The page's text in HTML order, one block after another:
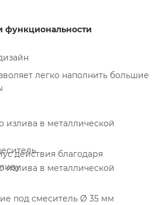
функциональности
легко наполнить большие
в металлической
действия благодаря
в металлической
под смеситель Ø 35 мм